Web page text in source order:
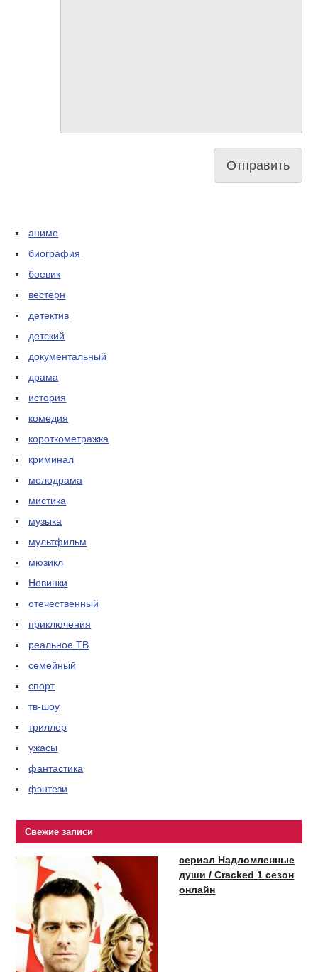
аниме
биография
боевик
вестерн
детектив
детский
документальный
драма
история
комедия
короткометражка
криминал
мелодрама
мистика
музыка
мультфильм
мюзикл
Новинки
отечественный
приключения
реальное ТВ
семейный
спорт
тв-шоу
триллер
ужасы
фантастика
фэнтези
Свежие записи
сериал Надломленные
души / Cracked 1 сезон
онлайн